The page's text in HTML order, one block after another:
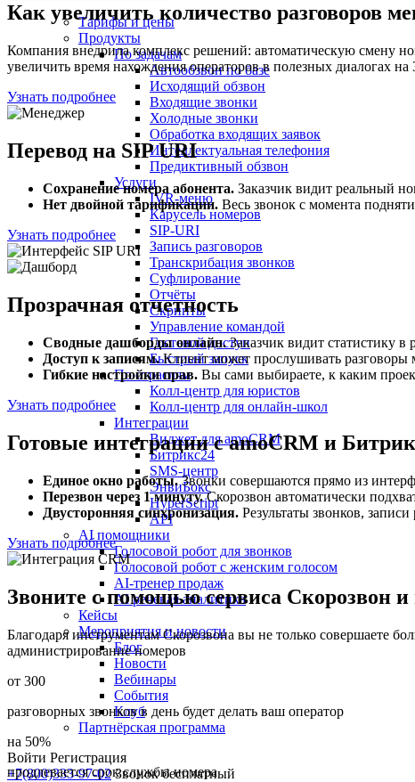
Тарифы и цены
Продукты
По задачам
Автообзвон по базе
Исходящий обзвон
Входящие звонки
Холодные звонки
Обработка входящих заявок
Интеллектуальная телефония
Предиктивный обзвон
Услуги
IVR-меню
Карусель номеров
SIP-URI
Запись разговоров
Транскрибация звонков
Суфлирование
Отчёты
Скрипты
Управление командой
Гостевой доступ
Быстрый запуск
По отраслям
Колл-центр для юристов
Колл-центр для онлайн-школ
Интеграции
Виджет для amoCRM
Битрикс24
SMS-центр
ЭнвиБокс
HyperScript
API
AI помощники
Голосовой робот для звонков
Голосовой робот с женским голосом
AI-тренер продаж
AI речевая аналитика
Кейсы
Мероприятия и новости
Блог
Новости
Вебинары
События
Клуб
Партнёрская программа
Войти Регистрация
+7(800)333-97-02 Звонок бесплатный
Как увеличить количество разговоров
Компания внедрила комплекс решений: автоматическую смену
увеличить время нахождения операторов в полезных диалогах на
Узнать подробнее
Перевод на SIP URI
Сохранение номера абонента. Заказчик видит реальный
Нет двойной тарификации. Весь звонок с момента
Узнать подробнее
Прозрачная отчетность
Сводные дашборды онлайн.Заказчик видит статистику
Доступ к записям.Клиент может прослушивать разговоры
Гибкие настройки прав. Вы сами выбираете, к каким
Узнать подробнее
Готовые интеграции с amoCRM и
Единое окно работы.Звонки совершаются прямо из
Перезвон через 1 минуту.Скорозвон автоматически
Двусторонняя синхронизация. Результаты звонков,
Узнать подробнее
Звоните с помощью сервиса Скорозвон и
Благодаря инструментам Скорозвона вы не только совершаете
администрирование номеров
от 300
разговорных звонков в день будет делать ваш оператор
на 50%
продлевается срок службы номера